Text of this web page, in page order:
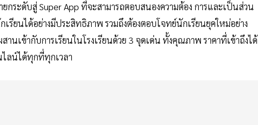
ระดับสู่ Super App ที่จะสามารถตอบสนองความต้อง การและเป็นส่วน
เรียนได้อย่างมีประสิทธิภาพ รวมถึงต้องตอบโจทย์นักเรียนยุคใหม่อย่าง
นเข้ากับการเรียนในโรงเรียนด้วย 3 จุดเด่น ทั้งคุณภาพ ราคาที่เข้าถึงได้
ลน์ได้ทุกที่ทุกเวลา